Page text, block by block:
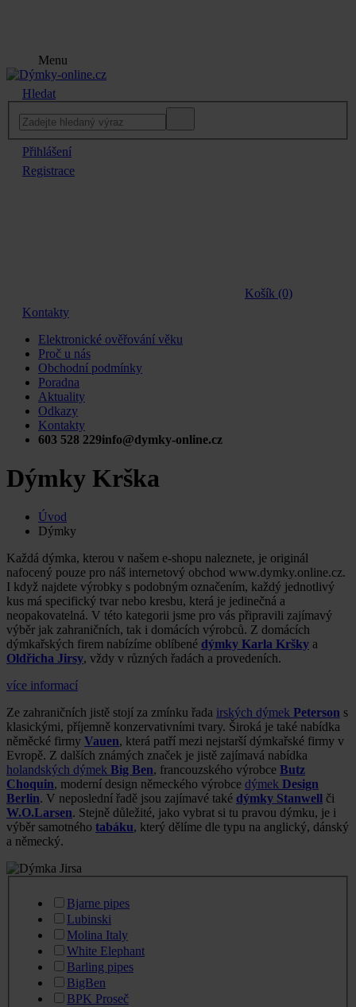
Menu
Hledat
Přihlášení
Registrace
Košík (0)
Kontakty
Elektronické ověřování věku
Proč u nás
Obchodní podmínky
Poradna
Aktuality
Odkazy
Kontakty
603 528 229info@dymky-online.cz
Dýmky Krška
Úvod
Dýmky
Každá dýmka, kterou v našem e-shopu naleznete, je originál
nafocený pouze pro náš internetový obchod www.dymky.online.cz.
I když najdete výrobky s podobným označením, každý jednotlivý
kus má specifický tvar nebo kresbu, která je jedinečná a
neopakovatelná. V této kategorii jsme pro vás připravili zajímavý
výběr jak zahraničních, tak i domácích výrobců. Z domácích
dýmkařských firem nabízíme oblíbené dýmky Karla Kršky a
Oldřicha Jirsy, vždy v různých řadách a provedeních.
více informací
Ze zahraničních jistě stojí za zmínku řada irských dýmek Peterson s
klasickými, příjemně konzervativními tvary. Široká je také nabídka
něměcké firmy Vauen, která patří mezi nejstarší dýmkařské firmy v
Evropě. Z dalších známých značek je jistě zajímavá nabídka
holandských dýmek Big Ben, francouzského výrobce Butz
Choquin, moderní design německého výrobce dýmek Design
Berlin. V neposlední řadě jsou zajímavé také dýmky Stanwell či
W.O.Larsen. Stejně důležité, jako vybrat si tu pravou dýmku, je i
výběr samotného tabáku, který dělíme dle typu na anglický, dánský
a německý.
Bjarne pipes
Lubinski
Molina Italy
White Elephant
Barling pipes
BigBen
BPK Proseč